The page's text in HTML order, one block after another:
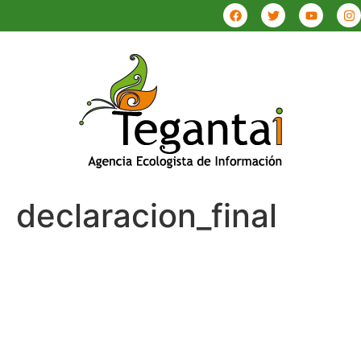
declaracion_final